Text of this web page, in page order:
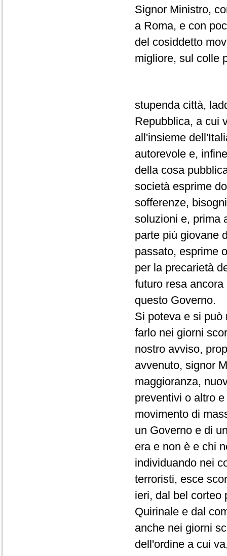
Signor Ministro,
a Roma, e con
del cosiddetto
migliore, sul colle
stupenda città,
Repubblica, a cui
all'insieme
autorevole e,
della cosa
società esprime
sofferenze,
soluzioni e, prima
parte più giovane
passato, esprime
per la precarietà
futuro resa
questo Governo.
Si poteva e si può
farlo nei giorni
nostro avviso,
avvenuto, signor
maggioranza,
preventivi o altro
movimento di
un Governo e di
era e non è e chi
individuando nei
terroristi, esce
ieri, dal bel corteo
Quirinale e dal
anche nei giorni
dell'ordine a cui